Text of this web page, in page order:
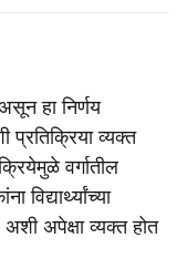
हा निर्णय
प्रतिक्रिया व्यक्त
वर्गातील
विद्यार्थ्यांच्या
अपेक्षा व्यक्त होत